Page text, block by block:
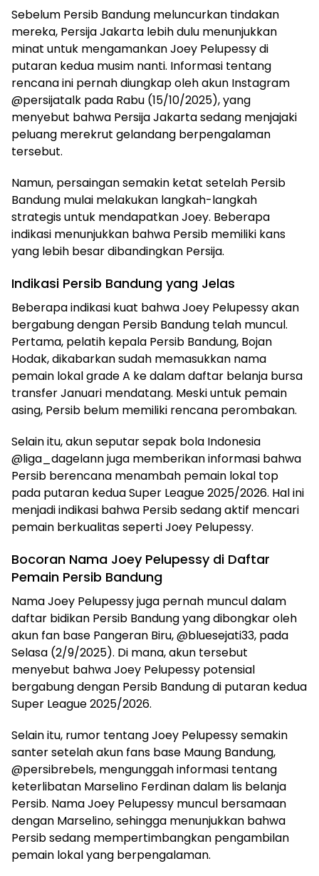
Sebelum Persib Bandung meluncurkan tindakan
mereka, Persija Jakarta lebih dulu menunjukkan
minat untuk mengamankan Joey Pelupessy di
putaran kedua musim nanti. Informasi tentang
rencana ini pernah diungkap oleh akun Instagram
@persijatalk pada Rabu (15/10/2025), yang
menyebut bahwa Persija Jakarta sedang menjajaki
peluang merekrut gelandang berpengalaman
tersebut.
Namun, persaingan semakin ketat setelah Persib
Bandung mulai melakukan langkah-langkah
strategis untuk mendapatkan Joey. Beberapa
indikasi menunjukkan bahwa Persib memiliki kans
yang lebih besar dibandingkan Persija.
Indikasi Persib Bandung yang Jelas
Beberapa indikasi kuat bahwa Joey Pelupessy akan
bergabung dengan Persib Bandung telah muncul.
Pertama, pelatih kepala Persib Bandung, Bojan
Hodak, dikabarkan sudah memasukkan nama
pemain lokal grade A ke dalam daftar belanja bursa
transfer Januari mendatang. Meski untuk pemain
asing, Persib belum memiliki rencana perombakan.
Selain itu, akun seputar sepak bola Indonesia
@liga_dagelann juga memberikan informasi bahwa
Persib berencana menambah pemain lokal top
pada putaran kedua Super League 2025/2026. Hal ini
menjadi indikasi bahwa Persib sedang aktif mencari
pemain berkualitas seperti Joey Pelupessy.
Bocoran Nama Joey Pelupessy di Daftar
Pemain Persib Bandung
Nama Joey Pelupessy juga pernah muncul dalam
daftar bidikan Persib Bandung yang dibongkar oleh
akun fan base Pangeran Biru, @bluesejati33, pada
Selasa (2/9/2025). Di mana, akun tersebut
menyebut bahwa Joey Pelupessy potensial
bergabung dengan Persib Bandung di putaran kedua
Super League 2025/2026.
Selain itu, rumor tentang Joey Pelupessy semakin
santer setelah akun fans base Maung Bandung,
@persibrebels, mengunggah informasi tentang
keterlibatan Marselino Ferdinan dalam lis belanja
Persib. Nama Joey Pelupessy muncul bersamaan
dengan Marselino, sehingga menunjukkan bahwa
Persib sedang mempertimbangkan pengambilan
pemain lokal yang berpengalaman.